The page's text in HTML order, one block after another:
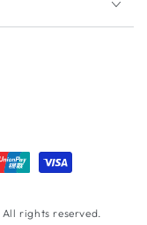
All rights reserved.